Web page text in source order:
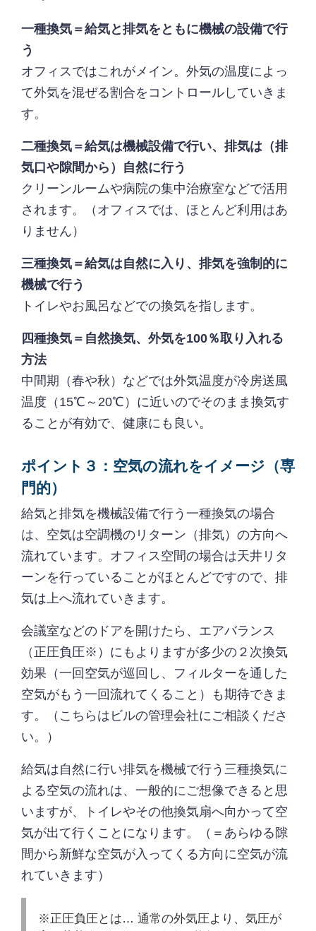
一種換気＝給気と排気をともに機械の設備で行
う
オフィスではこれがメイン。外気の温度によっ
て外気を混ぜる割合をコントロールしていきま
す。
二種換気＝給気は機械設備で行い、排気は（排
気口や隙間から）自然に行う
クリーンルームや病院の集中治療室などで活用
されます。（オフィスでは、ほとんど利用はあ
りません）
三種換気＝給気は自然に入り、排気を強制的に
機械で行う
トイレやお風呂などでの換気を指します。
四種換気＝自然換気、外気を100％取り入れる
方法
中間期（春や秋）などでは外気温度が冷房送風
温度（15℃～20℃）に近いのでそのまま換気す
ることが有効で、健康にも良い。
ポイント３：空気の流れをイメージ（専
門的）
給気と排気を機械設備で行う一種換気の場合
は、空気は空調機のリターン（排気）の方向へ
流れています。オフィス空間の場合は天井リタ
ーンを行っていることがほとんどですので、排
気は上へ流れていきます。
会議室などのドアを開けたら、エアバランス
（正圧負圧※）にもよりますが多少の２次換気
効果（一回空気が巡回し、フィルターを通した
空気がもう一回流れてくること）も期待できま
す。（こちらはビルの管理会社にご相談くださ
い。）
給気は自然に行い排気を機械で行う三種換気に
よる空気の流れは、一般的にご想像できると思
いますが、トイレやその他換気扇へ向かって空
気が出て行くことになります。（＝あらゆる隙
間から新鮮な空気が入ってくる方向に空気が流
れていきます）
※正圧負圧とは… 通常の外気圧より、気圧が